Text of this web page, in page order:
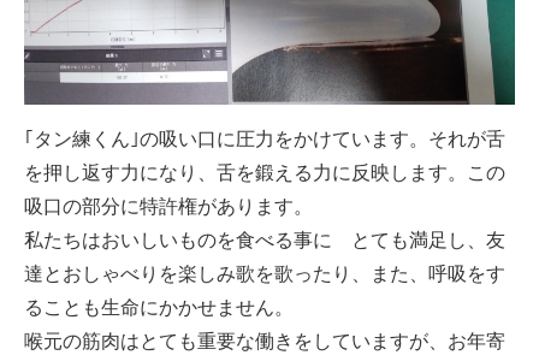
ショップ
｢タン練くん｣の吸い口に圧力をかけています。それが舌
を押し返す力になり、舌を鍛える力に反映します。この
吸口の部分に特許権があります。
私たちはおいしいものを食べる事に とても満足し、友
達とおしゃべりを楽しみ歌を歌ったり、また、呼吸をす
ることも生命にかかせません。
喉元の筋肉はとても重要な働きをしていますが、お年寄